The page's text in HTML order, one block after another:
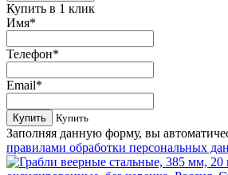
Купить в 1 клик
Имя*
Телефон*
Email*
Купить Купить
Заполняя данную форму, вы
правилами обработки персональных